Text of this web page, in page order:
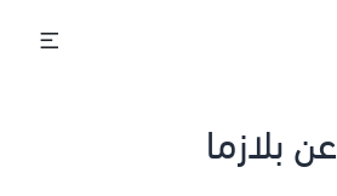
عن بلازما